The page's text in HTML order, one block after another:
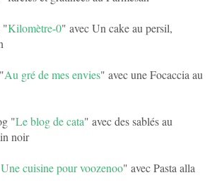
"Kilomètre-0" avec Un cake au persil,
Au gré de mes envies" avec une Focaccia au
"Le blog de cata" avec des sablés au
noir
Une cuisine pour voozenoo" avec Pasta alla